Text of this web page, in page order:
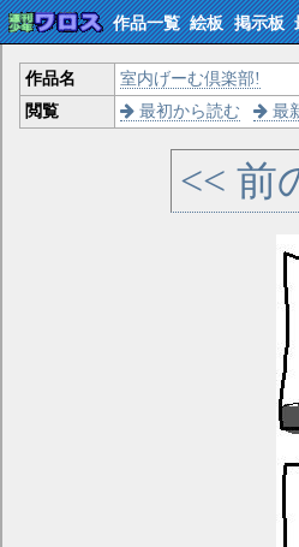
作品一覧 絵板 掲示板
作品名 室内げーむ倶楽部!
閲覧
最初から読む 最
<< 前